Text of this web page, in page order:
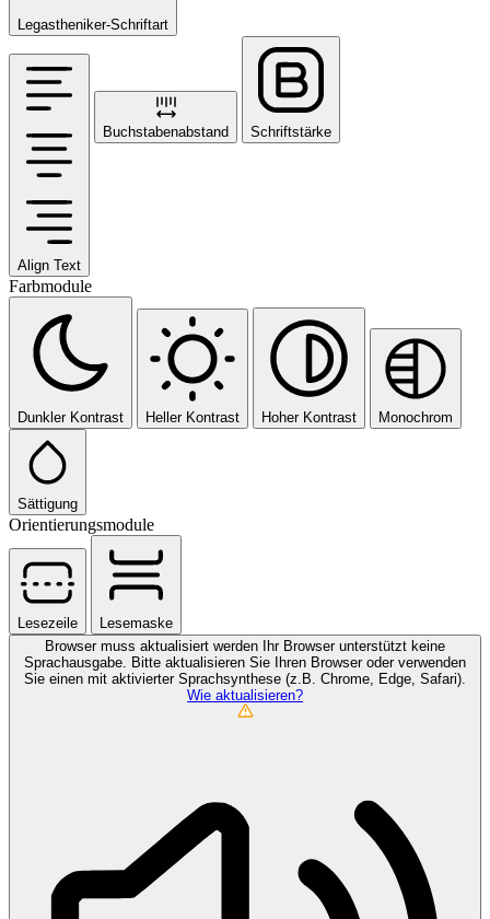
Legastheniker-Schriftart
Align Text
Buchstabenabstand Schriftstärke
Farbmodule
Dunkler Kontrast Heller Kontrast Hoher Kontrast Monochrom
Sättigung
Orientierungsmodule
Lesezeile
Lesemaske
Browser muss aktualisiert werden Ihr Browser unterstützt keine
Sprachausgabe. Bitte aktualisieren Sie Ihren Browser oder verwenden
Sie einen mit aktivierter Sprachsynthese (z.B. Chrome, Edge, Safari).
Wie aktualisieren?